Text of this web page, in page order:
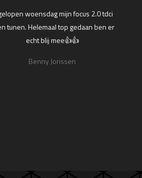
woensdag mijn focus 2.0 tdci
tunen. Helemaal top gedaan ben er
echt blij mee👍👍
Benny Jorissen